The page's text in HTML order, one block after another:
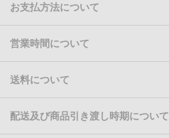
お支払方法について
営業時間について
送料について
配送及び商品引き渡し時期について